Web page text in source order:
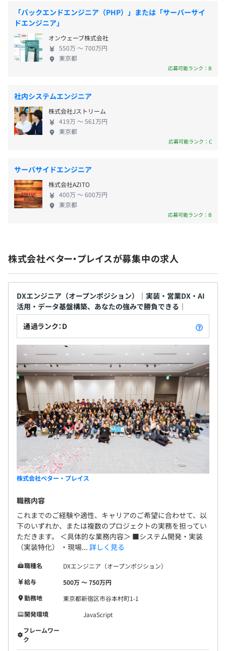
相談の上、ご希望のマシンを支給いたします。
Amazon CloudWatch
【開発環境】
・テスト：PHPUnit、Selenium（Python）、Larastan
・ツール：Github、Slack、BackLog、Kintone
・文化：コードレビュー、勉強会、朝会夕会によるチーム
での技術相談
全社145名（※2025年4月現在）
■テレワーク手当
■出張手当
昇給：年2回
入社後2カ月（本採用と同条件）
※評価の対象外となります。
※試用期間中は、9:00～18:00の固定時間制です。
客様への貢献を通して、社会に直接的なインパクト
を与える仕事ができ、個々の成長と社会的な使命を
感じられる場が用意されています。 業界未経験者で
も、実務を通じて専門スキルを身につけ、年功序列
ではなく、実績や日々の行動が評価の対象となる正
当な評価制度により、その成果をしっかりと認めら
で、社会課題に取り組むプロジェクトに参加し、短
期間で大きな成長を遂げるチャンスが豊富です。 東
京、大阪、福岡を拠点として、家族やライフスタイ
ルを大切にしながら、キャリアに集中できる環境で
「バックエンドエンジニア（PHP）」または「サーバーサイ
ドエンジニア」
オンウェーブ株式会社
550万 〜 700万円
東京都
応募可能ランク：B
社内システムエンジニア
株式会社Jストリーム
419万 〜 561万円
東京都
応募可能ランク：C
サーバサイドエンジニア
株式会社AZITO
400万 〜 600万円
東京都
応募可能ランク：B
株式会社ベター・プレイスが募集中の求人
DXエンジニア（オープンポジション）｜実装・営業DX・AI
活用・データ基盤構築、あなたの強みで勝負できる｜
通過ランク：D
株式会社ベター・プレイス
職務内容
これまでのご経験や適性、キャリアのご希望に合わせて、以
下のいずれか、または複数のプロジェクトの実務を担ってい
ただきます。 ＜具体的な業務内容＞ ■システム開発・実装
（実装特化） ・現場... 詳しく見る
職種名
DXエンジニア（オープンポジション）
給与
500万 〜 750万円
勤務地
東京都新宿区市谷本村町1-1
開発環境
JavaScript
フレームワー
ク